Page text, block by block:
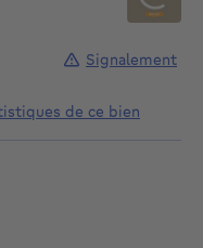
de ce bien
Signalement